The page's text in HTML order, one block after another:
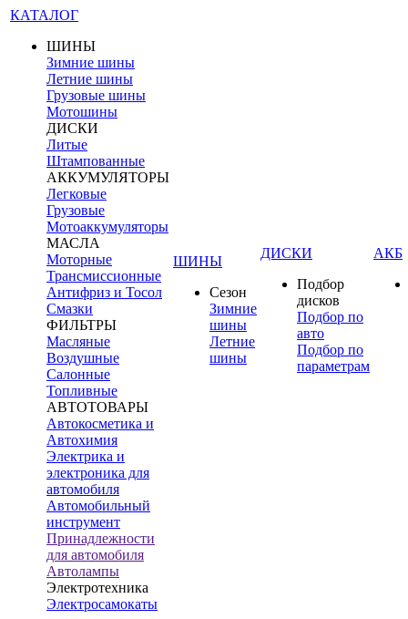
КАТАЛОГ
ШИНЫ
Зимние шины
Летние шины
Грузовые шины
Мотошины
ДИСКИ
Литые
Штампованные
АККУМУЛЯТОРЫ
Легковые
Грузовые
Мотоаккумуляторы
МАСЛА
Моторные
Трансмиссионные
Антифриз и Тосол
Смазки
ФИЛЬТРЫ
Масляные
Воздушные
Салонные
Топливные
АВТОТОВАРЫ
Автокосметика и
Автохимия
Электрика и
электроника для
автомобиля
Автомобильный
инструмент
Принадлежности
для автомобиля
Автолампы
Электротехника
Электросамокаты
ШИНЫ
Сезон
Зимние
шины
Летние
шины
ДИСКИ
Подбор
дисков
Подбор по
авто
Подбор по
параметрам
АКБ